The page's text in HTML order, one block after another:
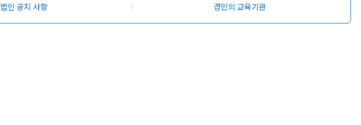
법인 공지 사항 경민의 교육기관